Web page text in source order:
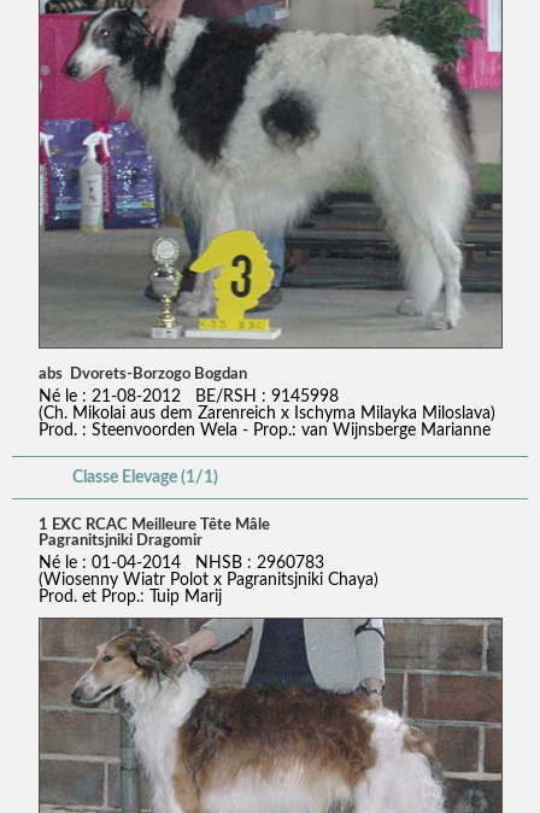
abs Dvorets-Borzogo Bogdan
Né le : 21-08-2012 BE/RSH : 9145998
(Ch. Mikolai aus dem Zarenreich x Ischyma Milayka Miloslava)
Prod. : Steenvoorden Wela - Prop.: van Wijnsberge Marianne
Classe Elevage (1/1)
1 EXC RCAC Meilleure Tête Mâle
Pagranitsjniki Dragomir
Né le : 01-04-2014 NHSB : 2960783
(Wiosenny Wiatr Polot x Pagranitsjniki Chaya)
Prod. et Prop.: Tuip Marij